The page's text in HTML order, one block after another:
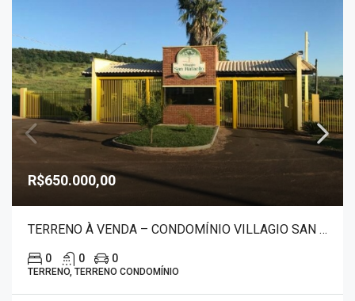
R$650.000,00
TERRENO À VENDA – CONDOMÍNIO VILLAGIO SAN RAFAELO 1305
0 0 0
TERRENO, TERRENO CONDOMÍNIO